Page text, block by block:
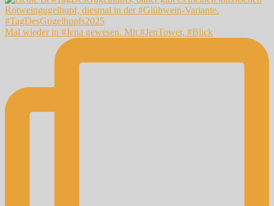
Mal wieder in #Jena gewesen. Mit #JenTower, #Blick